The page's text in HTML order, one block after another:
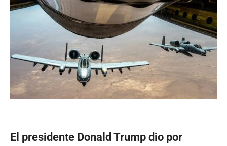
El presidente Donald Trump dio por